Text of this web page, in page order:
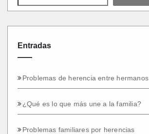
Entradas
Problemas de herencia entre hermanos
¿Qué es lo que más une a la familia?
Problemas familiares por herencias